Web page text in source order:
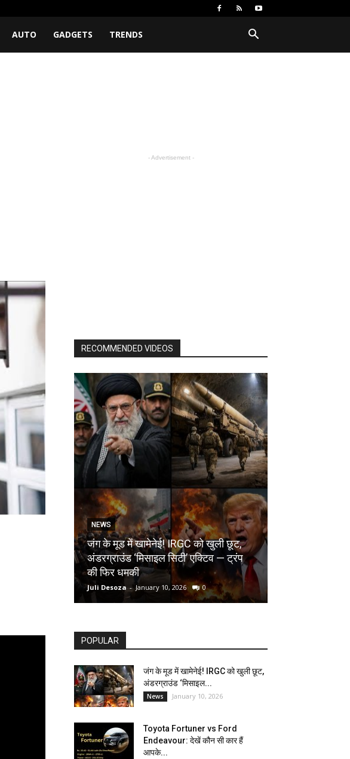
AUTO GADGETS TRENDS
- Advertisement -
RECOMMENDED VIDEOS
NEWS
जंग के मूड में खामेनेई! IRGC को खुली छूट,
अंडरग्राउंड ‘मिसाइल सिटी’ एक्टिव — ट्रंप
की फिर धमकी
Juli Desoza - January 10, 2026 0
POPULAR
जंग के मूड में खामेनेई! IRGC को खुली छूट,
अंडरग्राउंड ‘मिसाइल...
News January 10, 2026
Toyota Fortuner vs Ford
Endeavour: देखें कौन सी कार हैं
आपके...